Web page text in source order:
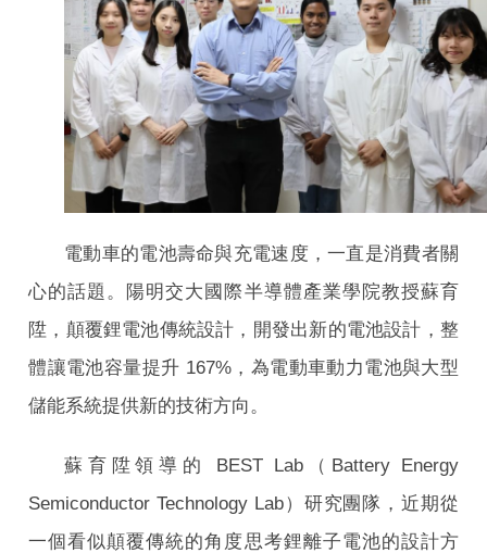
電動車的電池壽命與充電速度，一直是消費者關
心的話題。陽明交大國際半導體產業學院教授蘇育
陞，顛覆鋰電池傳統設計，開發出新的電池設計，整
體讓電池容量提升 167%，為電動車動力電池與大型
儲能系統提供新的技術方向。
蘇育陞領導的 BEST Lab（Battery Energy
Semiconductor Technology Lab）研究團隊，近期從
一個看似顛覆傳統的角度思考鋰離子電池的設計方